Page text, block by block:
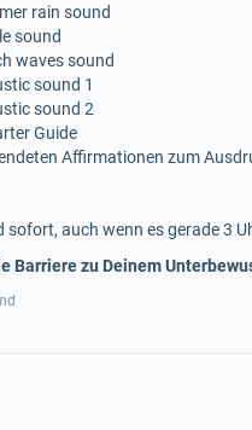
rain sound
sound
waves sound
sound 1
sound 2
Guide
Affirmationen zum
sofort, auch wenn es gerade 3
Barriere zu Deinem